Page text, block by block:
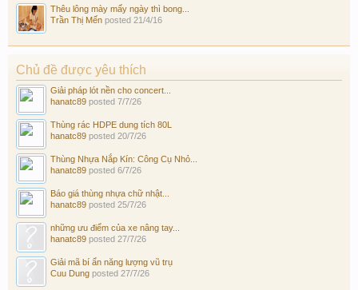
Thêu lông mày mấy ngày thì bong...
Trần Thị Mến posted 21/4/16
Chủ đề được yêu thích
Giải pháp lót nền cho concert...
hanatc89 posted 7/7/26
Thùng rác HDPE dung tích 80L
hanatc89 posted 20/7/26
Thùng Nhựa Nắp Kín: Công Cụ Nhỏ...
hanatc89 posted 6/7/26
Báo giá thùng nhựa chữ nhật...
hanatc89 posted 25/7/26
những ưu điểm của xe nâng tay...
hanatc89 posted 27/7/26
Giải mã bí ẩn năng lượng vũ trụ
Cuu Dung posted 27/7/26